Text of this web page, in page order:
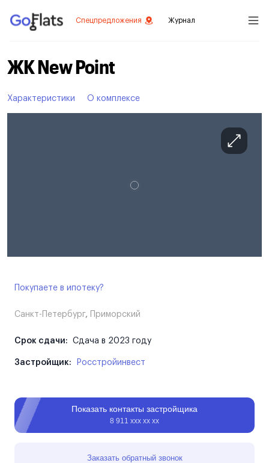
Спецпредложения Журнал
ЖК New Point
Характеристики О комплексе
Покупаете в ипотеку?
Санкт-Петербург, Приморский
Срок сдачи: Сдача в 2023 году
Застройщик: Росстройинвест
Показать контакты застройщика
8 911 ххх хх хх
Заказать обратный звонок